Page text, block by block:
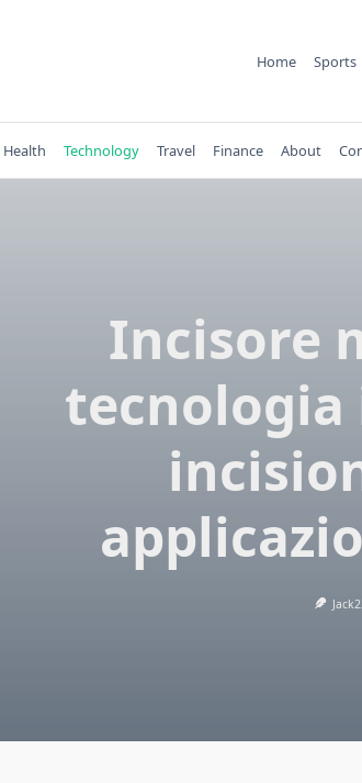
Home Sports
Health Technology Travel Finance About
Incisore